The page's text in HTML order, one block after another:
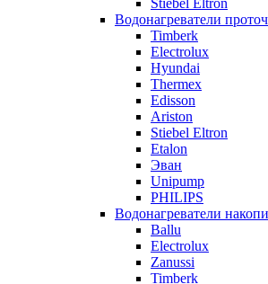
Stiebel Eltron
Водонагреватели
Timberk
Electrolux
Hyundai
Thermex
Edisson
Ariston
Stiebel Eltron
Etalon
Эван
Unipump
PHILIPS
Водонагреватели
Ballu
Electrolux
Zanussi
Timberk